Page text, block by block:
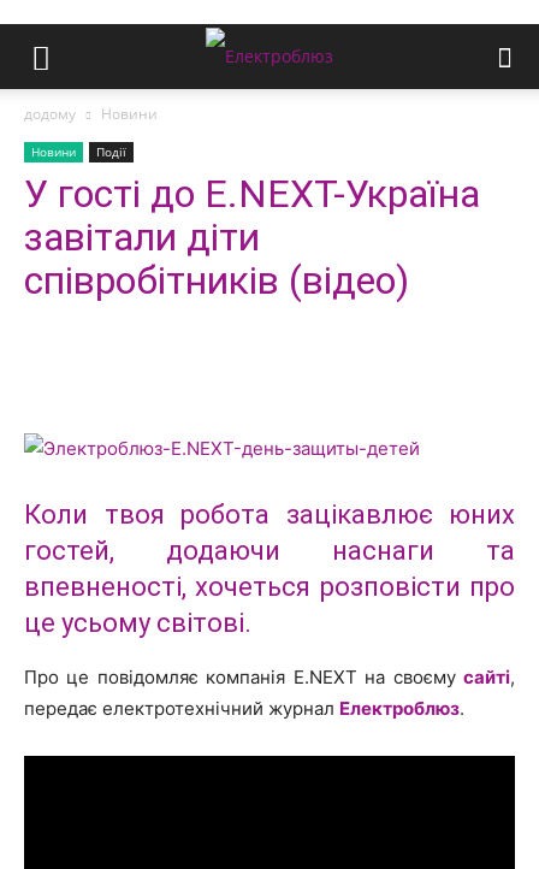
додому Новини
Новини Події
У гості до E.NEXT-Україна
завітали діти
співробітників (відео)
Коли твоя робота зацікавлює юних
гостей, додаючи наснаги та
впевненості, хочеться розповісти про
це усьому світові.
Про це повідомляє компанія E.NEXT на своєму сайті,
передає електротехнічний журнал Електроблюз.